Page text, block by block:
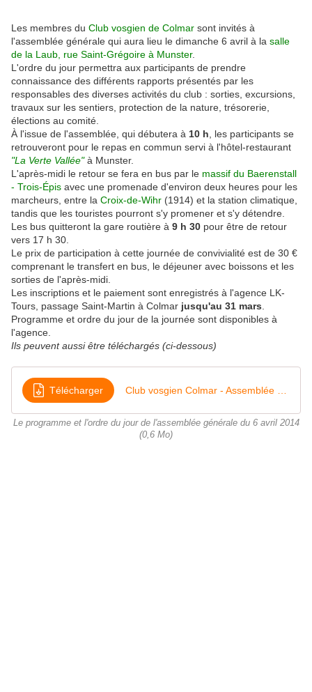
Les membres du Club vosgien de Colmar sont invités à
l'assemblée générale qui aura lieu le dimanche 6 avril à la salle
de la Laub, rue Saint-Grégoire à Munster.
L'ordre du jour permettra aux participants de prendre
connaissance des différents rapports présentés par les
responsables des diverses activités du club : sorties, excursions,
travaux sur les sentiers, protection de la nature, trésorerie,
élections au comité.
À l'issue de l'assemblée, qui débutera à 10 h , les participants se
retrouveront pour le repas en commun servi à l'hôtel-restaurant
"La Verte Vallée"à Munster.
L'après-midi le retour se fera en bus par le massif du Baerenstall
- Trois-Épis avec une promenade d'environ deux heures pour les
marcheurs, entre la Croix-de-Wihr (1914) et la station climatique,
tandis que les touristes pourront s'y promener et s'y détendre.
Les bus quitteront la gare routière à 9 h 30 pour être de retour
vers 17 h 30.
Le prix de participation à cette journée de convivialité est de 30 €
comprenant le transfert en bus, le déjeuner avec boissons et les
sorties de l'après-midi.
Les inscriptions et le paiement sont enregistrés à l'agence LK-
Tours, passage Saint-Martin à Colmar jusqu'au 31 mars
Programme et ordre du jour de la journée sont disponibles à
l'agence.
Ils peuvent aussi être téléchargés (ci-dessous)
Télécharger
Le programme et l'ordre du jour de l'assemblée générale du 6 avril 2014
(0,6 Mo)